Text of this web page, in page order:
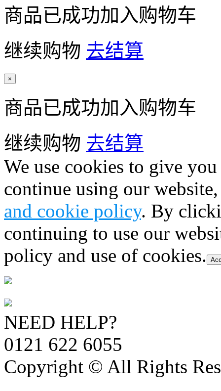
商品已成功加入购物车
继续购物 去结算
×
商品已成功加入购物车
继续购物 去结算
We use cookies to give
continue using our
and cookie policy. By
continuing to use our
policy and use of cookies.
NEED HELP?
0121 622 6055
Copyright © All Rights